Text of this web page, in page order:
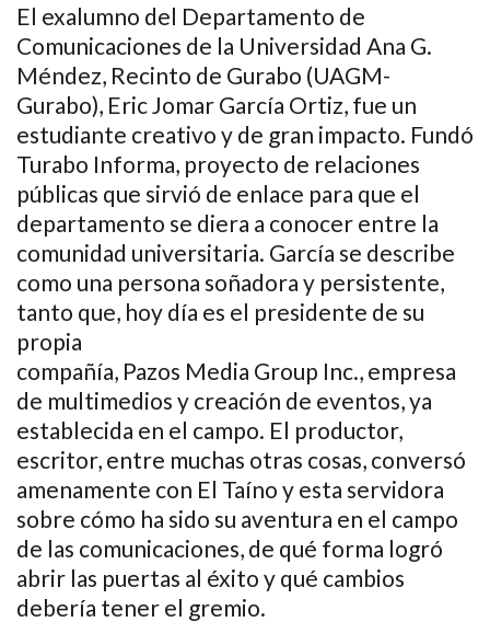
El exalumno del Departamento de
Comunicaciones de la Universidad Ana G.
Méndez, Recinto de Gurabo (UAGM-
Gurabo), Eric Jomar García Ortiz, fue un
estudiante creativo y de gran impacto. Fundó
Turabo Informa, proyecto de relaciones
públicas que sirvió de enlace para que el
departamento se diera a conocer entre la
comunidad universitaria. García se describe
como una persona soñadora y persistente,
tanto que, hoy día es el presidente de su
propia
compañía, Pazos Media Group Inc., empresa
de multimedios y creación de eventos, ya
establecida en el campo. El productor,
escritor, entre muchas otras cosas, conversó
amenamente con El Taíno y esta servidora
sobre cómo ha sido su aventura en el campo
de las comunicaciones, de qué forma logró
abrir las puertas al éxito y qué cambios
debería tener el gremio.